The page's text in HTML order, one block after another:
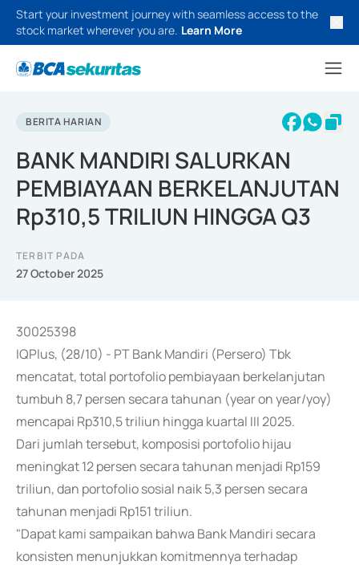
Start your investment journey with seamless access to the
stock market wherever you are. Learn More
BERITA HARIAN
BANK MANDIRI SALURKAN
PEMBIAYAAN BERKELANJUTAN
Rp310,5 TRILIUN HINGGA Q3
TERBIT PADA
27 October 2025
30025398
IQPlus, (28/10) - PT Bank Mandiri (Persero) Tbk
mencatat, total portofolio pembiayaan berkelanjutan
tumbuh 8,7 persen secara tahunan (year on year/yoy)
mencapai Rp310,5 triliun hingga kuartal III 2025.
Dari jumlah tersebut, komposisi portofolio hijau
meningkat 12 persen secara tahunan menjadi Rp159
triliun, dan portofolio sosial naik 5,3 persen secara
tahunan menjadi Rp151 triliun.
"Dapat kami sampaikan bahwa Bank Mandiri secara
konsisten menunjukkan komitmennya terhadap